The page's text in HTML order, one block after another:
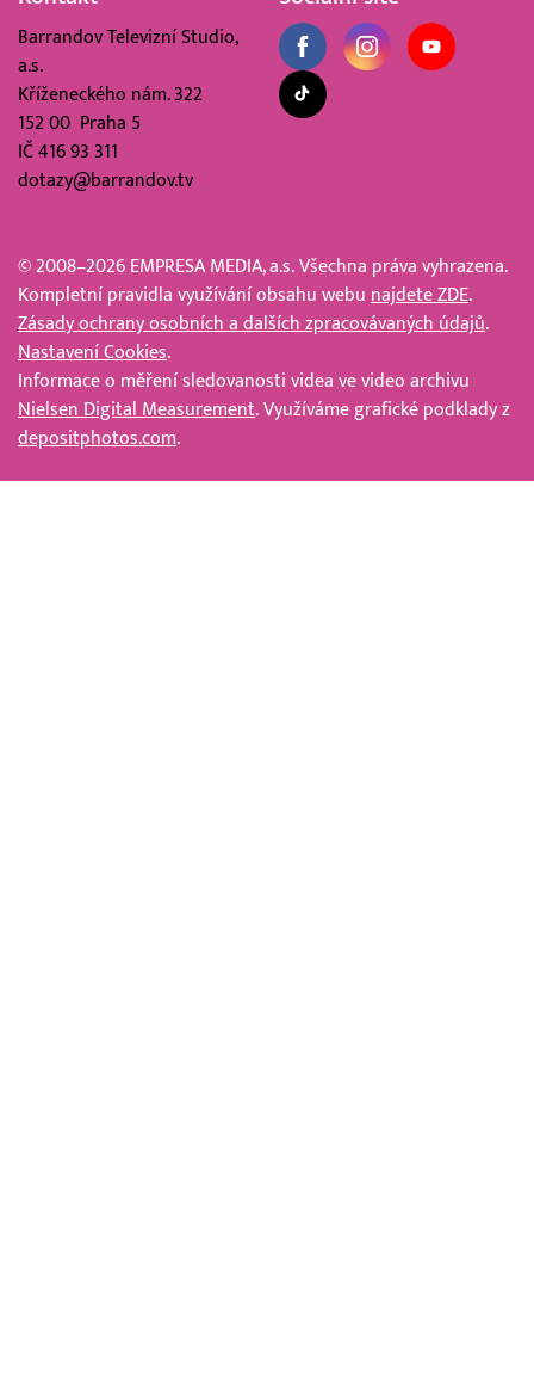
Barrandov Televizní Studio,
a.s.
Kříženeckého nám. 322
152 00 Praha 5
IČ 416 93 311
dotazy@barrandov.tv
© 2008–2026 EMPRESA MEDIA, a.s. Všechna práva vyhrazena.
Kompletní pravidla využívání obsahu webu najdete ZDE.
Zásady ochrany osobních a dalších zpracovávaných údajů.
Nastavení Cookies.
Informace o měření sledovanosti videa ve video archivu
Nielsen Digital Measurement. Využíváme grafické podklady z
depositphotos.com.